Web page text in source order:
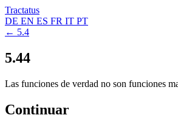
Tractatus
DE EN ES FR IT PT
← 5.4
5.44
Las funciones de verdad no son funciones
Continuar